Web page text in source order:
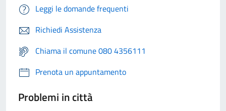
Leggi le domande frequenti
Richiedi Assistenza
Chiama il comune 080 4356111
Prenota un appuntamento
Problemi in città